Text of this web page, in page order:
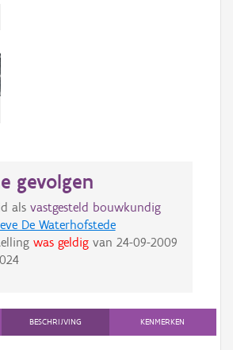
gevolgen
als vastgesteld bouwkundig
De Waterhofstede
was geldigvan 24-09-2009
BESCHRIJVING KENMERKEN